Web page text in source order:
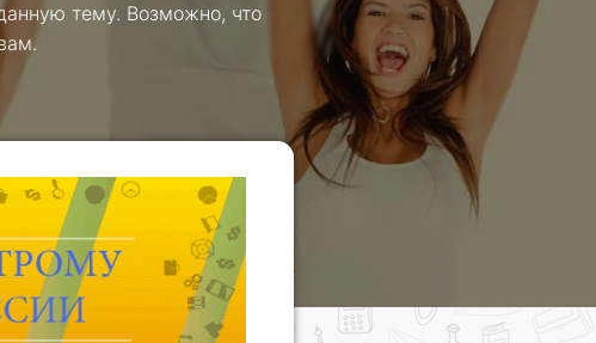
тему. Возможно, что